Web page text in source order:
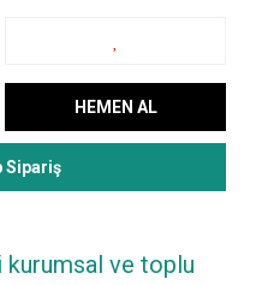
HEMEN AL
Sipariş
kurumsal ve toplu